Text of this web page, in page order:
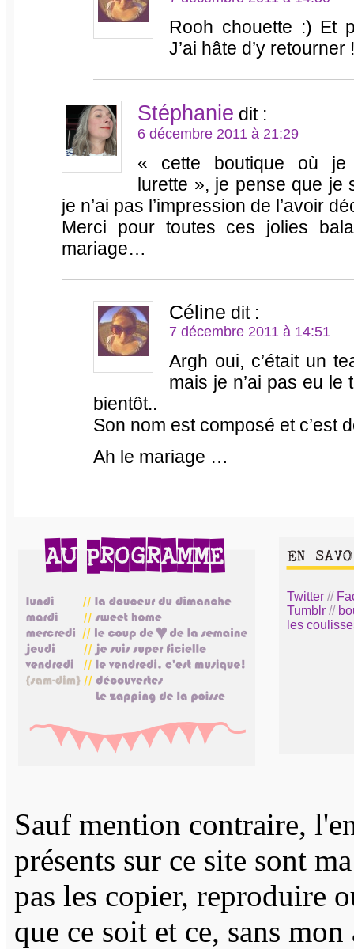
Rooh chouette :) Et
J’ai hâte d’y retourner
Stéphanie dit :
6 décembre 2011 à 21:29
« cette boutique où je
lurette », je pense que je
je n’ai pas l’impression de l’avoir
Merci pour toutes ces jolies
mariage…
Céline dit :
7 décembre 2011 à 14:51
Argh oui, c’était un
mais je n’ai pas eu le
bientôt..
Son nom est composé et c’est
Ah le mariage …
Twitter //
Tumblr //
les
Sauf mention contraire,
présents sur ce site sont
pas les copier, reproduire
que ce soit et ce, sans